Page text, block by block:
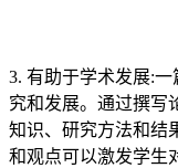
3. 有助于学术发展:
究和发展。通过撰写
知识、研究方法和结
和观点可以激发学生